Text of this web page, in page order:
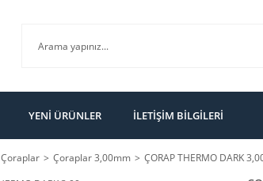
YENİ ÜRÜNLER İLETİŞİM BİLGİLERİ
Çoraplar Çoraplar 3,00mm ÇORAP THERMO DARK